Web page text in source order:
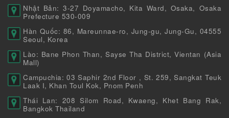
Nhật Bản: 3-27 Doyamacho, Kita Ward, Osaka, Osaka
Prefecture 530-009
Hàn Quốc: 86, Mareunnae-ro, Jung-gu, Jung-Gu, 04555
Seoul, Korea
Lào: Bane Phon Than, Sayse Tha District, Vientan (Asia
Mall)
Campuchia: 03 Saphir 2nd Floor , St. 259, Sangkat Teuk
Laak I, Khan Toul Kok, Pnom Penh
Thái Lan: 208 Silom Road, Kwaeng, Khet Bang Rak,
Bangkok Thailand